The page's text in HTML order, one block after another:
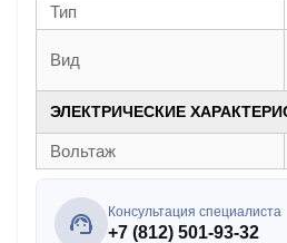
Тип
Вид
ЭЛЕКТРИЧЕСКИЕ
Вольтаж
Консультация специалиста
+7 (812) 501-93-32